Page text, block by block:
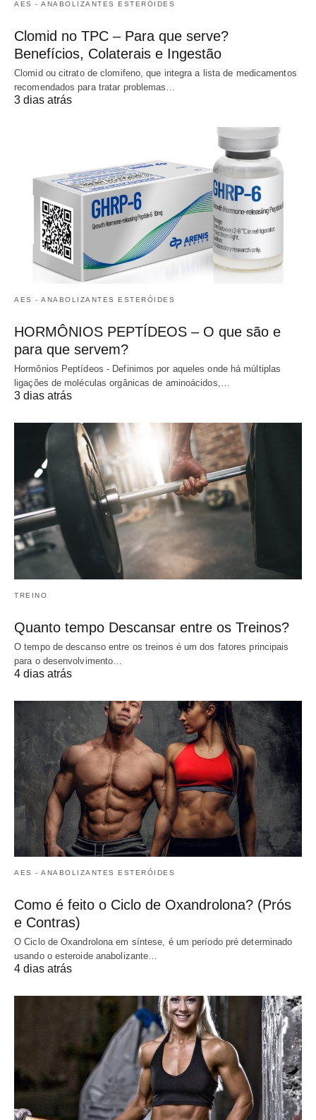
AES - ANABOLIZANTES ESTERÓIDES
Clomid no TPC – Para que serve?
Benefícios, Colaterais e Ingestão
Clomid ou citrato de clomifeno, que integra a lista de medicamentos
recomendados para tratar problemas…
3 dias atrás
AES - ANABOLIZANTES ESTERÓIDES
HORMÔNIOS PEPTÍDEOS – O que são e
para que servem?
Hormônios Peptídeos - Definimos por aqueles onde há múltiplas
ligações de moléculas orgânicas de aminoácidos,…
3 dias atrás
TREINO
Quanto tempo Descansar entre os Treinos?
O tempo de descanso entre os treinos é um dos fatores principais
para o desenvolvimento…
4 dias atrás
AES - ANABOLIZANTES ESTERÓIDES
Como é feito o Ciclo de Oxandrolona? (Prós
e Contras)
O Ciclo de Oxandrolona em síntese, é um período pré determinado
usando o esteroide anabolizante…
4 dias atrás